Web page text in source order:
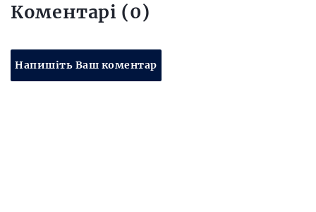
Коментарі (0)
Напишіть Ваш коментар